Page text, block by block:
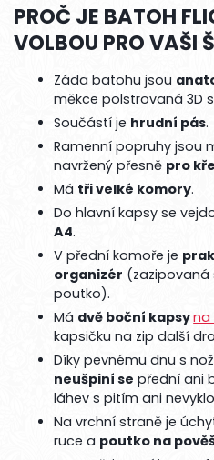
PROČ JE BATOH
VOLBOU PRO VAŠI
Záda batohu jsou
měkce polstrovaná 3D
Součástí je hrudní pás.
Ramenní popruhy jsou
navržený přesně pro
Má tři velké komory.
Do hlavní kapsy se
A4.
V přední komoře je
organizér (zazipovaná
poutko).
Má dvě boční kapsyna
kapsičku na zip další
Díky pevnému dnu s
neušpiní se přední ani
láhev s pitím ani
Na vrchní straně je
ruce a poutko na